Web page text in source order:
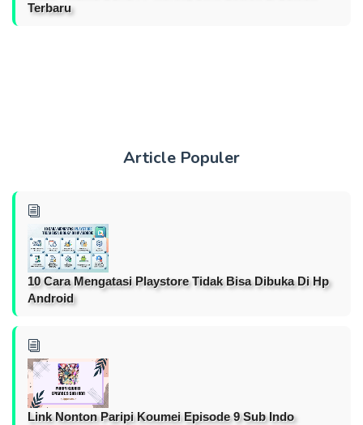
Terbaru
Article Populer
10 Cara Mengatasi Playstore Tidak Bisa Dibuka Di Hp
Android
Link Nonton Paripi Koumei Episode 9 Sub Indo